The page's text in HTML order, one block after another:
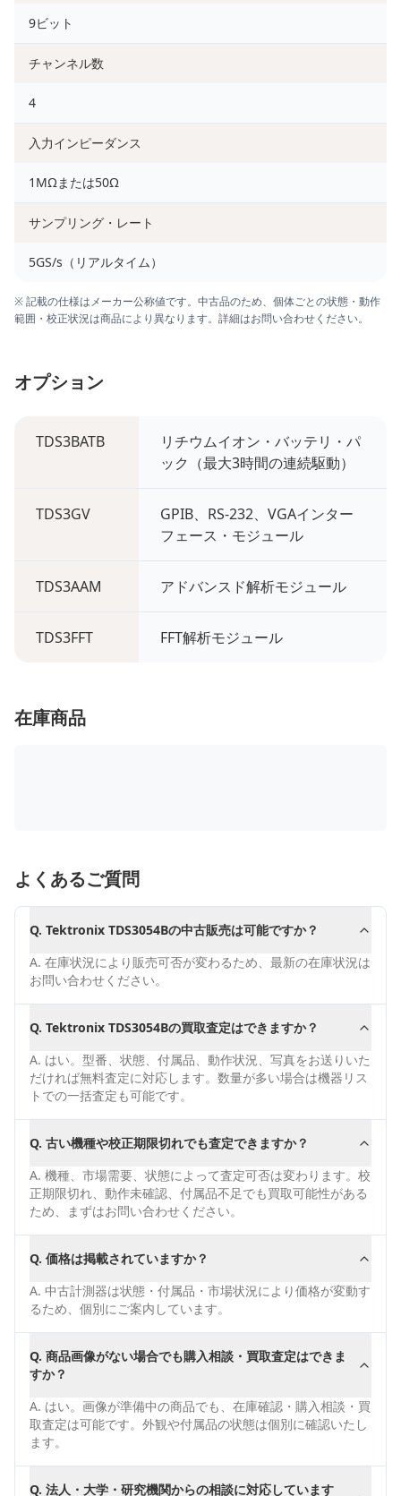
9ビット
チャンネル数
4
入力インピーダンス
1MΩまたは50Ω
サンプリング・レート
5GS/s（リアルタイム）
※ 記載の仕様はメーカー公称値です。中古品のため、個体ごとの状態・動作
範囲・校正状況は商品により異なります。詳細はお問い合わせください。
オプション
TDS3BATB
リチウムイオン・バッテリ・パ
ック（最大3時間の連続駆動）
TDS3GV
GPIB、RS-232、VGAインター
フェース・モジュール
TDS3AAM アドバンスド解析モジュール
TDS3FFT FFT解析モジュール
在庫商品
よくあるご質問
Q. Tektronix TDS3054Bの中古販売は可能ですか？
A. 在庫状況により販売可否が変わるため、最新の在庫状況は
お問い合わせください。
Q. Tektronix TDS3054Bの買取査定はできますか？
A. はい。型番、状態、付属品、動作状況、写真をお送りいた
だければ無料査定に対応します。数量が多い場合は機器リス
トでの一括査定も可能です。
Q. 古い機種や校正期限切れでも査定できますか？
A. 機種、市場需要、状態によって査定可否は変わります。校
正期限切れ、動作未確認、付属品不足でも買取可能性がある
ため、まずはお問い合わせください。
Q. 価格は掲載されていますか？
A. 中古計測器は状態・付属品・市場状況により価格が変動す
るため、個別にご案内しています。
Q. 商品画像がない場合でも購入相談・買取査定はできま
すか？
A. はい。画像が準備中の商品でも、在庫確認・購入相談・買
取査定は可能です。外観や付属品の状態は個別に確認いたし
ます。
Q. 法人・大学・研究機関からの相談に対応しています